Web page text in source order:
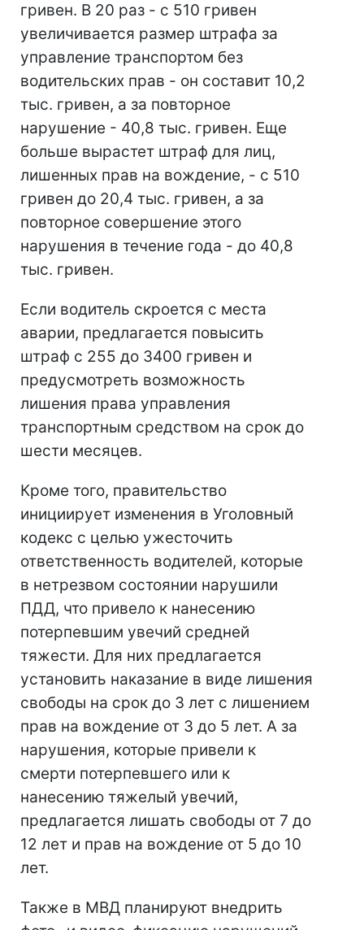
гривен. В 20 раз - с 510 гривен
увеличивается размер штрафа за
управление транспортом без
водительских прав - он составит 10,2
тыс. гривен, а за повторное
нарушение - 40,8 тыс. гривен. Еще
больше вырастет штраф для лиц,
лишенных прав на вождение, - с 510
гривен до 20,4 тыс. гривен, а за
повторное совершение этого
нарушения в течение года - до 40,8
тыс. гривен.
Если водитель скроется с места
аварии, предлагается повысить
штраф с 255 до 3400 гривен и
предусмотреть возможность
лишения права управления
транспортным средством на срок до
шести месяцев.
Кроме того, правительство
инициирует изменения в Уголовный
кодекс с целью ужесточить
ответственность водителей, которые
в нетрезвом состоянии нарушили
ПДД, что привело к нанесению
потерпевшим увечий средней
тяжести. Для них предлагается
установить наказание в виде лишения
свободы на срок до 3 лет с лишением
прав на вождение от 3 до 5 лет. А за
нарушения, которые привели к
смерти потерпевшего или к
нанесению тяжелый увечий,
предлагается лишать свободы от 7 до
12 лет и прав на вождение от 5 до 10
лет.
Также в МВД планируют внедрить